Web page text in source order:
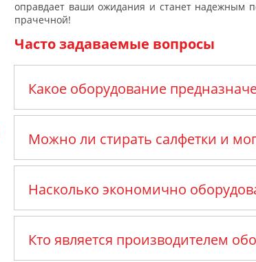
оправдает ваши ожидания и станет надежным
прачечной!
Часто задаваемые вопросы
Какое оборудование
Можно ли стирать салфетки и
Насколько экономично
Кто является производителем